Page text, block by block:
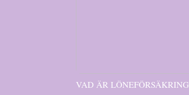
VAD ÄR LÖNEFÖRSÄKRING